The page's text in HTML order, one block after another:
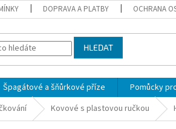
DOPRAVA A PLATBY OCHRANA
HLEDAT
Špagátové a šňůrkové příze Pomůcky
Kovové s plastovou ručkou